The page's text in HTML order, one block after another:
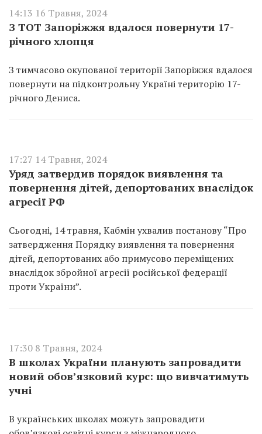
14:13 16 Травня, 2024
З ТОТ Запоріжжя вдалося повернути 17-
річного хлопця
З тимчасово окупованої території Запоріжжя вдалося
повернути на підконтрольну Україні територію 17-
річного Дениса.
17:27 14 Травня, 2024
Уряд затвердив порядок виявлення та
повернення дітей, депортованих внаслідок
агресії РФ
Сьогодні, 14 травня, Кабмін ухвалив постанову “Про
затвердження Порядку виявлення та повернення
дітей, депортованих або примусово переміщених
внаслідок збройної агресії російської федерації
проти України”.
17:30 8 Травня, 2024
В школах України планують запровадити
новий обов’язковий курс: що вивчатимуть
учні
В українських школах можуть запровадити